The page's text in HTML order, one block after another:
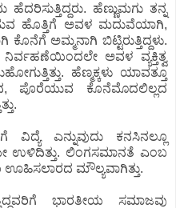
ಹೆದರಿಸುತ್ತಿದ್ದರು. ಹೆಣ್ಣುಮಗು ತನ್ನ
ಹೊತ್ತಿಗೆ ಅವಳ ಮದುವೆಯಾಗಿ,
ಅಮ್ಮನಾಗಿ ಬಿಟ್ಟಿರುತ್ತಿದ್ದಳು.
ಅವಳ ವ್ಯಕ್ತಿತ್ವ
ಹೆಣ್ಮಕ್ಕಳು ಯಾವತ್ತೂ
ಪೊರೆಯುವ ಕೊನೆಮೊದಲಿಲ್ಲದ
ವಿದ್ಯೆ ಎನ್ನುವುದು ಕನಸಿನಲ್ಲೂ
ಉಳಿದಿತ್ತು. ಲಿಂಗಸಮಾನತೆ ಎಂಬ
ಮೌಲ್ಯವಾಗಿತ್ತು.
ಭಾರತೀಯ ಸಮಾಜವು